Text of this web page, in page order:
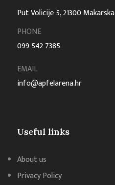
Put Volicije 5, 21300 Makarska
PHONE
099 542 7385
EMAIL
info@apfelarena.hr
Useful links
About us
Privacy Policy